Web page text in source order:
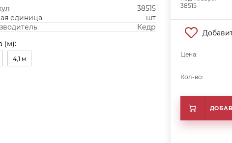
38515
единица
шт
Кедр
(м):
4,1 м
38515
Цена:
Кол-во: